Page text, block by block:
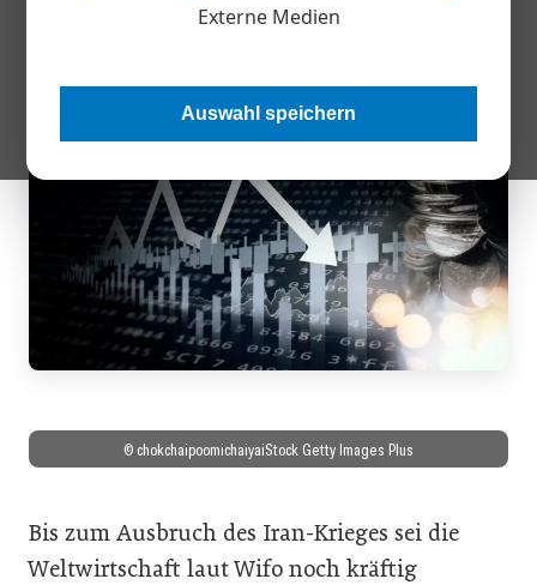
Externe Medien
Auswahl speichern
Konsumierenden sowie höhere Inflationsraten prägen die
© chokchaipoomichaiyaiStock Getty Images Plus
Bis zum Ausbruch des Iran-Krieges sei die
Weltwirtschaft laut Wifo noch kräftig